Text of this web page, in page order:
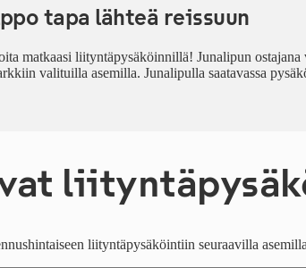
tapa lähteä reissuun
matkaasi liityntäpysäköinnillä! Junalipun
valituilla asemilla. Junalipulla saatavassa
liityntäpysäköintiin seuraavilla